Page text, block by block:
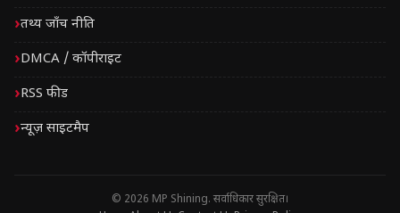
तथ्य जाँच नीति
DMCA / कॉपीराइट
RSS फीड
न्यूज़ साइटमैप
© 2026 MP Shining. सर्वाधिकार सुरक्षित।